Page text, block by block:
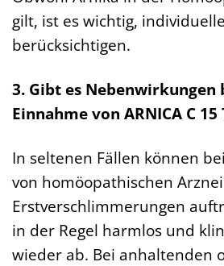
gilt, ist es wichtig,
berücksichtigen.
3. Gibt es Nebenwirkungen
Einnahme von ARNICA C
In seltenen Fällen können
von homöopathischen
Erstverschlimmerungen
in der Regel harmlos und
wieder ab. Bei anhaltenden